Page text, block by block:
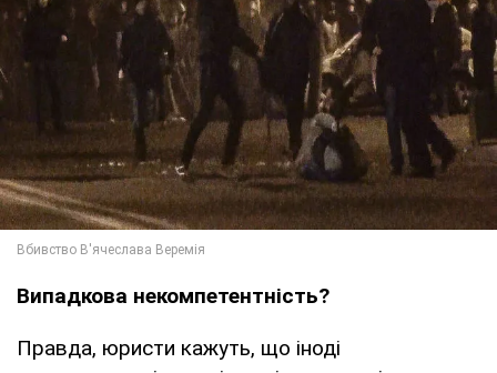
Випадкова некомпетентність?
Правда, юристи кажуть, що іноді